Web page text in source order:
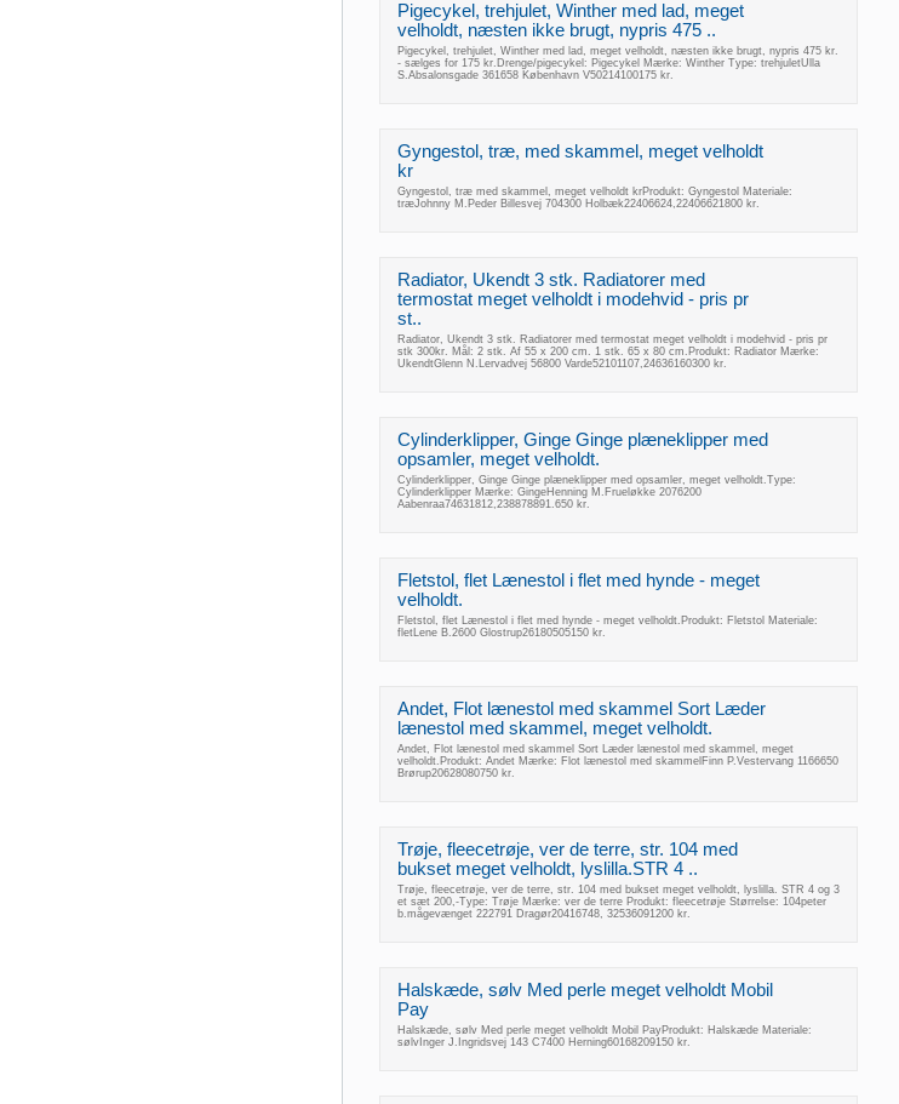
Pigecykel, trehjulet, Winther med lad, meget
velholdt, næsten ikke brugt, nypris 475 ..
Pigecykel, trehjulet, Winther med lad, meget velholdt, næsten ikke brugt, nypris 475 kr.
- sælges for 175 kr.Drenge/pigecykel: Pigecykel Mærke: Winther Type: trehjuletUlla
S.Absalonsgade 361658 København V50214100175 kr.
Gyngestol, træ, med skammel, meget velholdt
kr
Gyngestol, træ med skammel, meget velholdt krProdukt: Gyngestol Materiale:
træJohnny M.Peder Billesvej 704300 Holbæk22406624,22406621800 kr.
Radiator, Ukendt 3 stk. Radiatorer med
termostat meget velholdt i modehvid - pris pr
st..
Radiator, Ukendt 3 stk. Radiatorer med termostat meget velholdt i modehvid - pris pr
stk 300kr. Mål: 2 stk. Af 55 x 200 cm. 1 stk. 65 x 80 cm.Produkt: Radiator Mærke:
UkendtGlenn N.Lervadvej 56800 Varde52101107,24636160300 kr.
Cylinderklipper, Ginge Ginge plæneklipper med
opsamler, meget velholdt.
Cylinderklipper, Ginge Ginge plæneklipper med opsamler, meget velholdt.Type:
Cylinderklipper Mærke: GingeHenning M.Frueløkke 2076200
Aabenraa74631812,238878891.650 kr.
Fletstol, flet Lænestol i flet med hynde - meget
velholdt.
Fletstol, flet Lænestol i flet med hynde - meget velholdt.Produkt: Fletstol Materiale:
fletLene B.2600 Glostrup26180505150 kr.
Andet, Flot lænestol med skammel Sort Læder
lænestol med skammel, meget velholdt.
Andet, Flot lænestol med skammel Sort Læder lænestol med skammel, meget
velholdt.Produkt: Andet Mærke: Flot lænestol med skammelFinn P.Vestervang 1166650
Brørup20628080750 kr.
Trøje, fleecetrøje, ver de terre, str. 104 med
bukset meget velholdt, lyslilla.STR 4 ..
Trøje, fleecetrøje, ver de terre, str. 104 med bukset meget velholdt, lyslilla. STR 4 og 3
et sæt 200,-Type: Trøje Mærke: ver de terre Produkt: fleecetrøje Størrelse: 104peter
b.mågevænget 222791 Dragør20416748, 32536091200 kr.
Halskæde, sølv Med perle meget velholdt Mobil
Pay
Halskæde, sølv Med perle meget velholdt Mobil PayProdukt: Halskæde Materiale:
sølvInger J.Ingridsvej 143 C7400 Herning60168209150 kr.